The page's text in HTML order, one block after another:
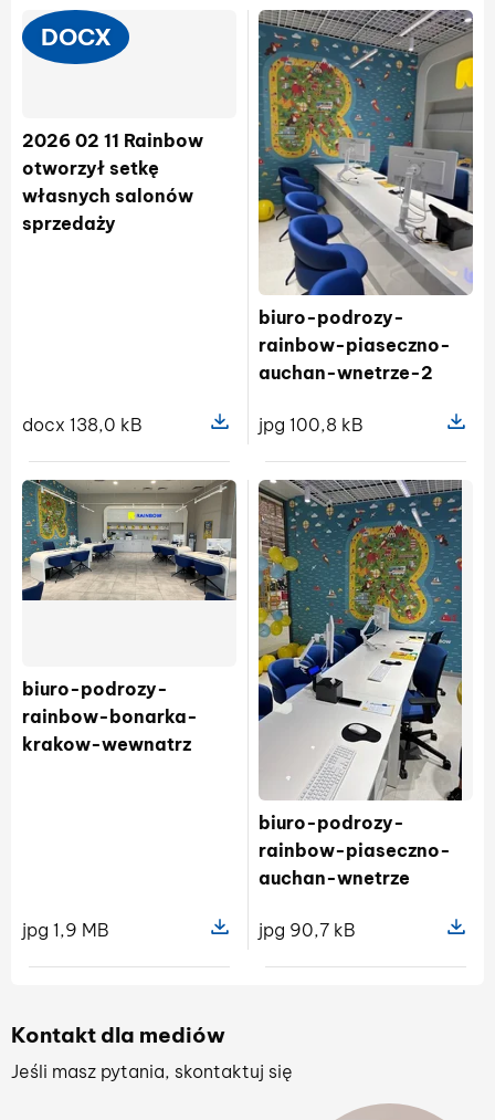
DOCX
2026 02 11 Rainbow
otworzył setkę
własnych salonów
sprzedaży
docx 138,0 kB
Pokaż szczegóły pliku 2026 02 11
biuro-podrozy-
rainbow-piaseczno-
auchan-wnetrze-2
jpg 100,8 kB
biuro-podrozy-
rainbow-bonarka-
krakow-wewnatrz
jpg 1,9 MB
Pokaż szczegóły pliku biuro-
biuro-podrozy-
rainbow-piaseczno-
auchan-wnetrze
jpg 90,7 kB
Kontakt dla mediów
Jeśli masz pytania, skontaktuj się